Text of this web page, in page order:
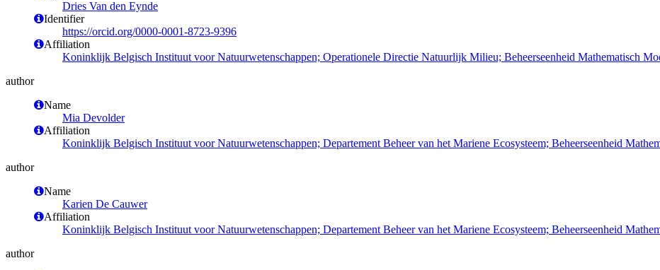
Dries Van den Eynde
Identifier
https://orcid.org/0000-0001-8723-9396
Affiliation
Koninklijk Belgisch Instituut voor Natuurwetenschappen; Operationele Directie Natuurlijk Milieu; Beheerseenheid Mathematisch
author
Name
Mia Devolder
Affiliation
Koninklijk Belgisch Instituut voor Natuurwetenschappen; Departement Beheer van het Mariene Ecosysteem; Beheerseenheid
author
Name
Karien De Cauwer
Affiliation
Koninklijk Belgisch Instituut voor Natuurwetenschappen; Departement Beheer van het Mariene Ecosysteem; Beheerseenheid
author